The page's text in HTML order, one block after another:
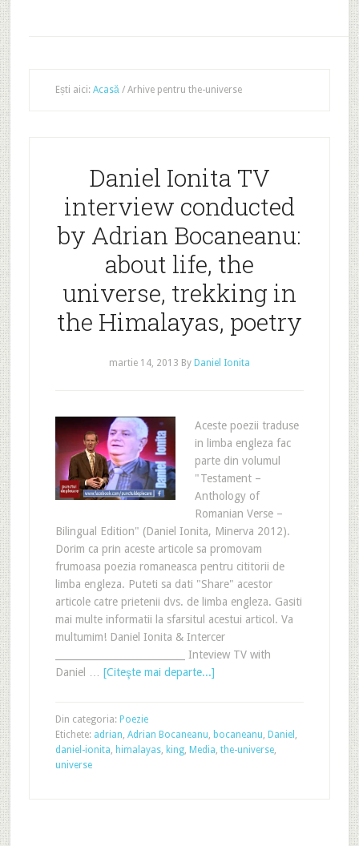
Ești aici: Acasă /Arhive pentru the-universe
Daniel Ionita TV
interview conducted
by Adrian Bocaneanu:
about life, the
universe, trekking in
the Himalayas, poetry
martie 14, 2013 By Daniel Ionita
Aceste poezii traduse
in limba engleza fac
parte din volumul
"Testament –
Anthology of
Romanian Verse –
Bilingual Edition" (Daniel Ionita, Minerva 2012).
Dorim ca prin aceste articole sa promovam
frumoasa poezia romaneasca pentru cititorii de
limba engleza. Puteti sa dati "Share" acestor
articole catre prietenii dvs. de limba engleza. Gasiti
mai multe informatii la sfarsitul acestui articol. Va
multumim! Daniel Ionita & Intercer
___________________________ Inteview TV with
Daniel … [Citeşte mai departe...]
Din categoria: Poezie
Etichete: adrian, Adrian Bocaneanu, bocaneanu, Daniel ,
daniel-ionita, himalayas, king, Media, the-universe,
universe